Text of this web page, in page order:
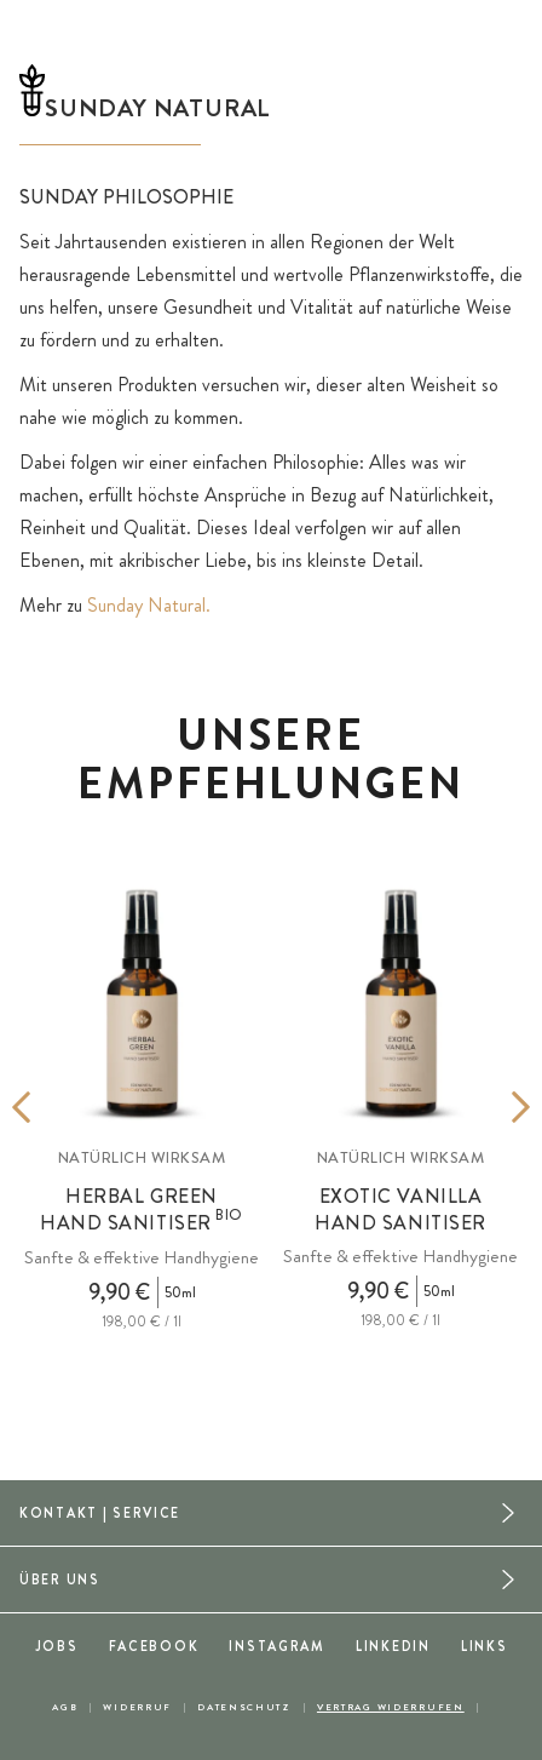
SUNDAY NATURAL
SUNDAY PHILOSOPHIE
Seit Jahrtausenden existieren in allen Regionen der Welt
herausragende Lebensmittel und wertvolle Pflanzenwirkstoffe, die
uns helfen, unsere Gesundheit und Vitalität auf natürliche Weise
zu fördern und zu erhalten.
Mit unseren Produkten versuchen wir, dieser alten Weisheit so
nahe wie möglich zu kommen.
Dabei folgen wir einer einfachen Philosophie: Alles was wir
machen, erfüllt höchste Ansprüche in Bezug auf Natürlichkeit,
Reinheit und Qualität. Dieses Ideal verfolgen wir auf allen
Ebenen, mit akribischer Liebe, bis ins kleinste Detail.
Mehr zu Sunday Natural.
UNSERE
EMPFEHLUNGEN
NATÜRLICH WIRKSAM
HERBAL GREEN
HAND SANITISERBIO
Sanfte & effektive Handhygiene
9,90 €
50ml
198,00 € / 1l
NATÜRLICH WIRKSAM
EXOTIC VANILLA
HAND SANITISER
Sanfte & effektive Handhygiene
9,90 €
50ml
198,00 € / 1l
KONTAKT | SERVICE
AGB WIDERRUF DATENSCHUTZ VERTRAG WIDERRUFEN
ÜBER UNS
JOBS FACEBOOK INSTAGRAM LINKEDIN LINKS